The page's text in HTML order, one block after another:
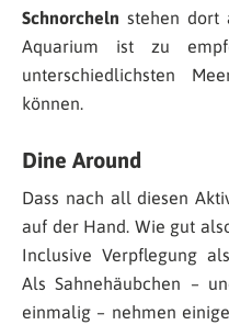
Schnorcheln stehen dort
Aquarium ist zu
unterschiedlichsten
können.
Dine Around
Dass nach all diesen
auf der Hand. Wie gut
Inclusive Verpflegung
Als Sahnehäubchen –
einmalig – nehmen